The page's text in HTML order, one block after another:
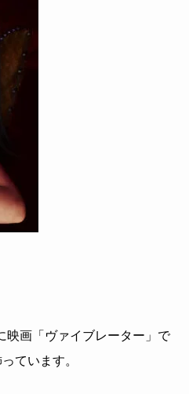
映画「ヴァイブレーター」で
ています。